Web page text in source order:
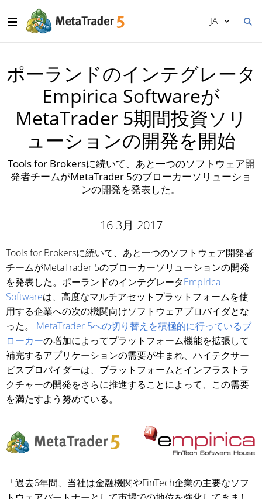
JA
ポーランドのインテグレータ
Empirica Softwareが
MetaTrader 5期間投資ソリ
ューションの開発を開始
Tools for Brokersに続いて、あと一つのソフトウェア開
発者チームがMetaTrader 5のブローカーソリューショ
ンの開発を発表した。
16 3月 2017
Tools for Brokersに続いて、あと一つのソフトウェア開発者
チームがMetaTrader 5のブローカーソリューションの開発
を発表した。ポーランドのインテグレータEmpirica
Softwareは、高度なマルチアセットプラットフォームを使
用する企業への次の機関向けソフトウェアプロバイダとな
った。 MetaTrader 5への切り替えを積極的に行っているブ
ローカーの増加によってプラットフォーム機能を拡張して
補完するアプリケーションの需要が生まれ、ハイテクサー
ビスプロバイダーは、プラットフォームとインフラストラ
クチャーの開発をさらに推進することによって、この需要
を満たすよう努めている。
「過去6年間、当社は金融機関やFinTech企業の主要なソフ